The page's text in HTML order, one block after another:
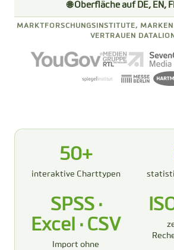
🌐 Oberfläche auf DE, EN,
MARKTFORSCHUNGSINSTITUTE,
VERTRAUEN
50+
interaktive Charttypen
SPSS ·
Excel · CSV
Import ohne